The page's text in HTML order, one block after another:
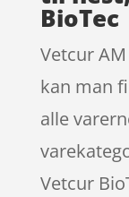
BioTec
Vetcur
kan man
alle
Vetcur